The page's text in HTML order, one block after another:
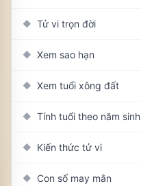
◆ Tử vi trọn đời
◆ Xem sao hạn
◆ Xem tuổi xông đất
◆ Tính tuổi theo năm sinh
◆ Kiến thức tử vi
◆ Con số may mắn